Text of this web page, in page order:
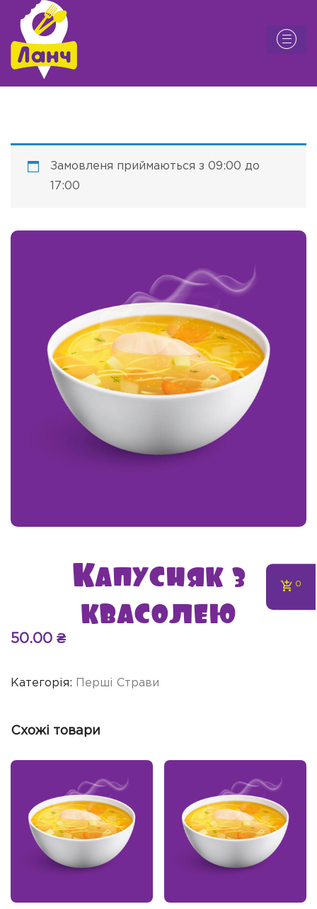
Замовленя приймаються з 09:00 до
17:00
Капусняк з
квасолею
50.00 ₴
Категорія: Перші Страви
Схожі товари
0